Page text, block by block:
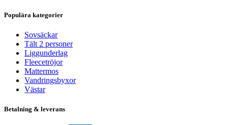
Populära kategorier
Sovsäckar
Tält 2 personer
Liggunderlag
Fleecetröjor
Mattermos
Vandringsbyxor
Västar
Betalning & leverans